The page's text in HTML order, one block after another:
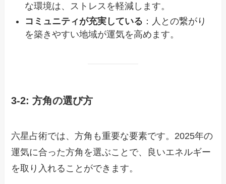
な環境は、ストレスを軽減します。
コミュニティが充実している ：人との繋がり
を築きやすい地域が運気を高めます。
3-2: 方角の選び方
六星占術では、方角も重要な要素です。2025年の
運気に合った方角を選ぶことで、良いエネルギー
を取り入れることができます。